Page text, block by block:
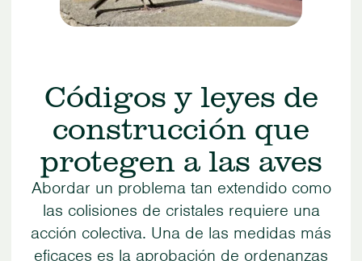
Códigos y leyes de
construcción que
protegen a las aves
Abordar un problema tan extendido como
las colisiones de cristales requiere una
acción colectiva. Una de las medidas más
eficaces es la aprobación de ordenanzas